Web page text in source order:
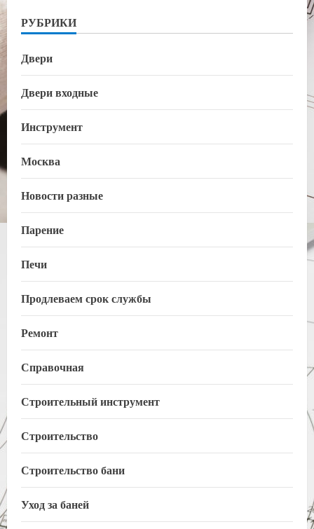
РУБРИКИ
Двери
Двери входные
Инструмент
Москва
Новости разные
Парение
Печи
Продлеваем срок службы
Ремонт
Справочная
Строительный инструмент
Строительство
Строительство бани
Уход за баней